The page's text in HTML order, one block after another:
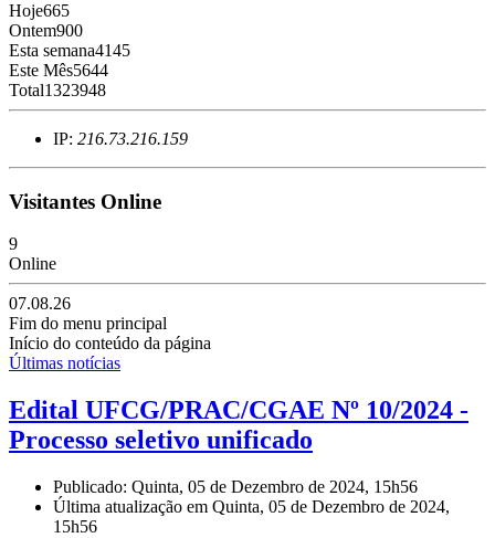
Hoje665
Ontem900
Esta semana4145
Este Mês5644
Total1323948
IP: 216.73.216.159
Visitantes Online
9
Online
07.08.26
Fim do menu principal
Início do conteúdo da página
Últimas notícias
Edital UFCG/PRAC/CGAE Nº 10/2024 -
Processo seletivo unificado
Publicado: Quinta, 05 de Dezembro de 2024, 15h56
Última atualização em Quinta, 05 de Dezembro de 2024,
15h56